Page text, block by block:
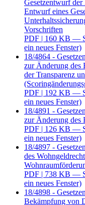
Gesetzentwurf
Entwurf eines
Vorschriften
PDF | 160 KB —
ein neues Fenster)
18/4864 -
zur Änderung des
der Transparenz
PDF | 192 KB —
ein neues Fenster)
18/4891 -
zur Änderung des
PDF | 126 KB —
ein neues Fenster)
18/4897 -
des
PDF | 738 KB —
ein neues Fenster)
18/4898 -
Bekämpfung von